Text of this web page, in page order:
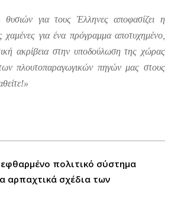
για τους Έλληνες αποφασίζει η
χαμένες για ένα πρόγραμμα αποτυχημένο,
ακρίβεια στην υποδούλωση της χώρας
πλουτοπαραγωγικών πηγών μας στους
πολιτικό σύστημα
αρπαχτικά σχέδια των